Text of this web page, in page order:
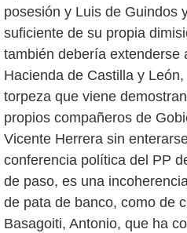
posesión y Luis de Guindos
suficiente de su propia
también debería extenderse
Hacienda de Castilla y
torpeza que viene
propios compañeros de
Vicente Herrera sin
conferencia política del PP
de paso, es una
de pata de banco, como de
Basagoiti, Antonio, que ha